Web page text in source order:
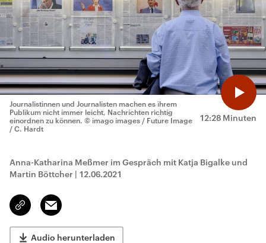
12:28 Minuten
Journalistinnen und Journalisten machen es ihrem
Publikum nicht immer leicht, Nachrichten richtig
einordnen zu können. © imago images / Future Image
/ C. Hardt
Anna-Katharina Meßmer im Gespräch mit Katja Bigalke und
Martin Böttcher | 12.06.2021
Link
kopieren/teilen
Email
Audio herunterladen